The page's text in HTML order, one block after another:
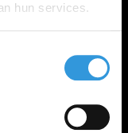
hun services.